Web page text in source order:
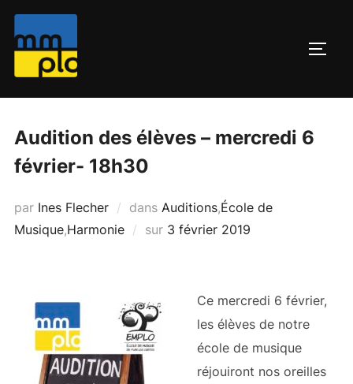
Aller
contenu
Audition des élèves – mercredi 6
février- 18h30
par Ines Flecher dans Auditions,École de
Musique,Harmonie sur Publié
3 février 2019
Ce mercredi 6 février,
les élèves de notre
école de musique
réjouiront nos oreilles